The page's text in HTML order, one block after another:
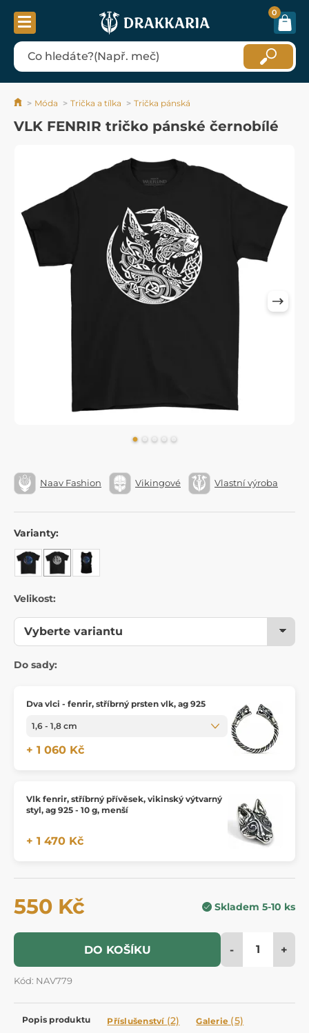
0
Móda Trička a tílka Trička pánská
VLK FENRIR tričko pánské černobílé
Naav Fashion Vikingové Vlastní výroba
Varianty:
Velikost:
Do sady:
Dva vlci - fenrir, stříbrný prsten vlk, ag 925
+ 1 060 Kč
Vlk fenrir, stříbrný přívěsek, vikinský výtvarný
styl, ag 925 - 10 g, menší
+ 1 470 Kč
550 Kč Skladem 5-10 ks
DO KOŠÍKU - +
Kód: NAV779
Popis produktu Příslušenství (2) Galerie (5)